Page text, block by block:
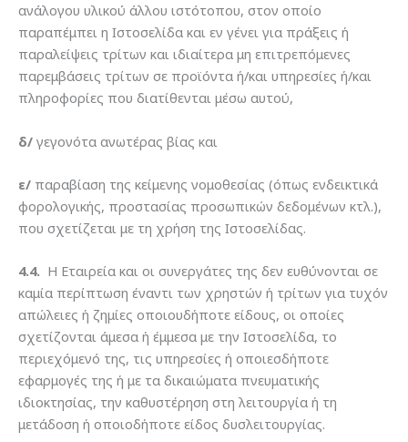
ανάλογου υλικού άλλου ιστότοπου, στον οποίο
παραπέμπει η Ιστοσελίδα και εν γένει για πράξεις ή
παραλείψεις τρίτων και ιδιαίτερα μη επιτρεπόμενες
παρεμβάσεις τρίτων σε προϊόντα ή/και υπηρεσίες ή/και
πληροφορίες που διατίθενται μέσω αυτού,
δ/ γεγονότα ανωτέρας βίας και
ε/ παραβίαση της κείμενης νομοθεσίας (όπως ενδεικτικά
φορολογικής, προστασίας προσωπικών δεδομένων κτλ.),
που σχετίζεται με τη χρήση της Ιστοσελίδας.
4.4. Η Εταιρεία και οι συνεργάτες της δεν ευθύνονται σε
καμία περίπτωση έναντι των χρηστών ή τρίτων για τυχόν
απώλειες ή ζημίες οποιουδήποτε είδους, οι οποίες
σχετίζονται άμεσα ή έμμεσα με την Ιστοσελίδα, το
περιεχόμενό της, τις υπηρεσίες ή οποιεσδήποτε
εφαρμογές της ή με τα δικαιώματα πνευματικής
ιδιοκτησίας, την καθυστέρηση στη λειτουργία ή τη
μετάδοση ή οποιοδήποτε είδος δυσλειτουργίας.